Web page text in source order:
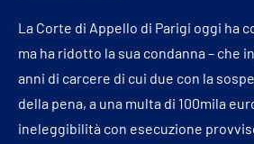
La Corte di Appello di Parigi oggi ha
ma ha ridotto la sua condanna – che
anni di carcere di cui due con la
della pena, a una multa di 100mila
ineleggibilità con esecuzione